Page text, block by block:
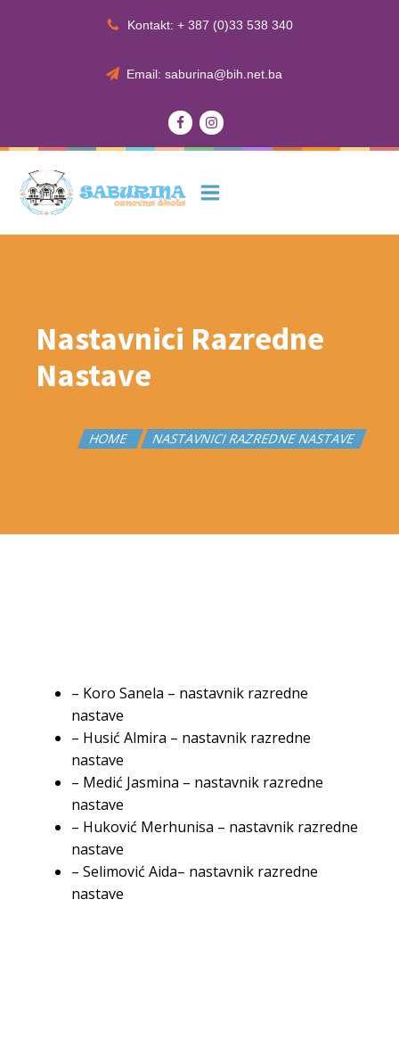
Kontakt: + 387 (0)33 538 340
Email: saburina@bih.net.ba
Nastavnici Razredne
Nastave
HOME NASTAVNICI RAZREDNE NASTAVE
– Koro Sanela – nastavnik razredne
nastave
– Husić Almira – nastavnik razredne
nastave
– Medić Jasmina – nastavnik razredne
nastave
– Huković Merhunisa – nastavnik razredne
nastave
– Selimović Aida– nastavnik razredne
nastave